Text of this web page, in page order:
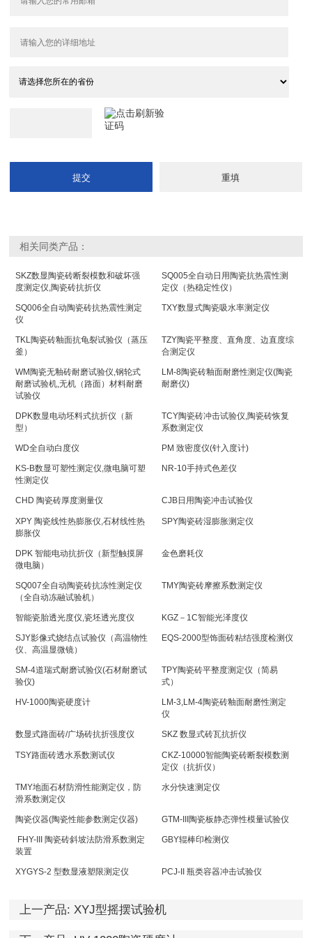
相关同类产品：
SKZ数显陶瓷砖断裂模数和破坏强
度测定仪,陶瓷砖抗折仪
SQ005全自动日用陶瓷抗热震性测
定仪（热稳定性仪）
SQ006全自动陶瓷砖抗热震性测定
仪
TXY数显式陶瓷吸水率测定仪
TKL陶瓷砖釉面抗龟裂试验仪（蒸压
釜）
TZY陶瓷平整度、直角度、边直度综
合测定仪
WM陶瓷无釉砖耐磨试验仪,钢轮式
耐磨试验机,无机（路面）材料耐磨
试验仪
LM-8陶瓷砖釉面耐磨性测定仪(陶瓷
耐磨仪)
DPK数显电动坯料式抗折仪（新
型）
TCY陶瓷砖冲击试验仪,陶瓷砖恢复
系数测定仪
WD全自动白度仪 PM 致密度仪(针入度计)
KS-B数显可塑性测定仪,微电脑可塑
性测定仪
NR-10手持式色差仪
CHD 陶瓷砖厚度测量仪 CJB日用陶瓷冲击试验仪
XPY 陶瓷线性热膨胀仪,石材线性热
膨胀仪
SPY陶瓷砖湿膨胀测定仪
DPK 智能电动抗折仪（新型触摸屏
微电脑）
金色磨耗仪
SQ007全自动陶瓷砖抗冻性测定仪
（全自动冻融试验机）
TMY陶瓷砖摩擦系数测定仪
智能瓷胎透光度仪,瓷坯透光度仪 KGZ－1C智能光泽度仪
SJY影像式烧结点试验仪（高温物性
仪、高温显微镜）
EQS-2000型饰面砖粘结强度检测仪
SM-4道瑞式耐磨试验仪(石材耐磨试
验仪)
TPY陶瓷砖平整度测定仪（简易
式）
HV-1000陶瓷硬度计
LM-3,LM-4陶瓷砖釉面耐磨性测定
仪
数显式路面砖/广场砖抗折强度仪 SKZ 数显式砖瓦抗折仪
TSY路面砖透水系数测试仪
CKZ-10000智能陶瓷砖断裂模数测
定仪（抗折仪）
TMY地面石材防滑性能测定仪，防
滑系数测定仪
水分快速测定仪
陶瓷仪器(陶瓷性能参数测定仪器) GTM-III陶瓷板静态弹性模量试验仪
FHY-III 陶瓷砖斜坡法防滑系数测定
装置
GBY辊棒印检测仪
XYGYS-2 型数显液塑限测定仪 PCJ-II 瓶类容器冲击试验仪
上一产品: XYJ型摇摆试验机